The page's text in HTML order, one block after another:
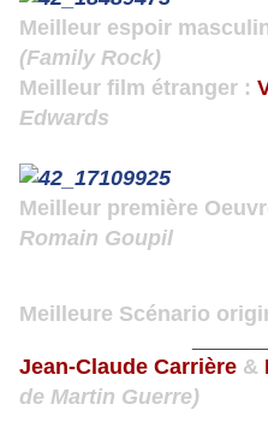
Meilleur espoir
(Family Rock)
Meilleur film étranger :
Edwards
Meilleur première
Romain Goupil
Meilleure Scénario
Jean-Claude Carrière &
de Martin Guerre)